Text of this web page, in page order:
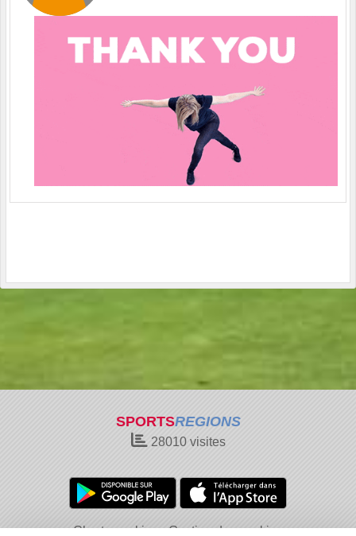
SPORTSREGIONS
28010visites
Charte cookies Gestion des cookies